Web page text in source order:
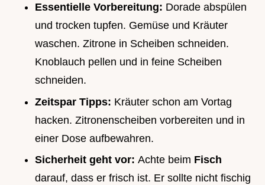
Essentielle Vorbereitung: Dorade abspülen
und trocken tupfen. Gemüse und Kräuter
waschen. Zitrone in Scheiben schneiden.
Knoblauch pellen und in feine Scheiben
schneiden.
Zeitspar Tipps: Kräuter schon am Vortag
hacken. Zitronenscheiben vorbereiten und in
einer Dose aufbewahren.
Sicherheit geht vor: Achte beim Fisch
darauf, dass er frisch ist. Er sollte nicht fischig